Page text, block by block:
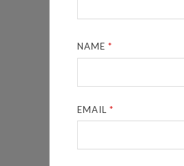
NAME*
EMAIL*